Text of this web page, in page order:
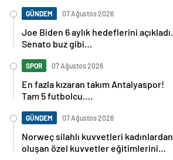
GÜNDEM 07 Ağustos 2026
Joe Biden 6 aylık hedeflerini açıkladı.
Senato buz gibi…
SPOR 07 Ağustos 2026
En fazla kızaran takım Antalyaspor!
Tam 5 futbolcu….
GÜNDEM 07 Ağustos 2026
Norweç silahlı kuvvetleri kadınlardan
oluşan özel kuvvetler eğitimlerini